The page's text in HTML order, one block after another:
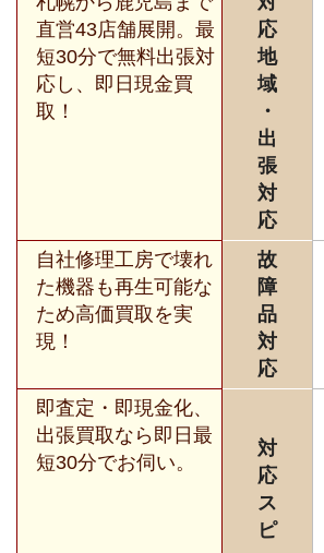
直営43店舗展開。最
短30分で無料出張対
応し、即日現金買
取！
応
地
域
・
出
張
対
応
自社修理工房で壊れ
た機器も再生可能な
ため高価買取を実
現！
故
障
品
対
応
即査定・即現金化、
出張買取なら即日最
短30分でお伺い。
対
応
ス
ピ